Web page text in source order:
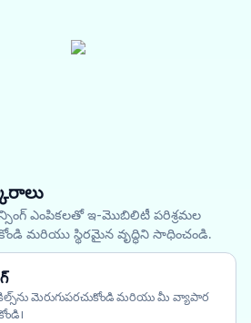
ఎంపికలతో ఇ-మొబిలిటీ పరిశ్రమల
మరియు స్థిరమైన వృద్ధిని సాధించండి.
మెరుగుపరచుకోండి మరియు మీ వ్యాపార